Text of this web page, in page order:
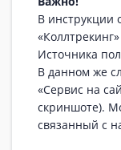
В инструкции
Источника
В данном же
«Сервис на
скриншоте).
связанный с